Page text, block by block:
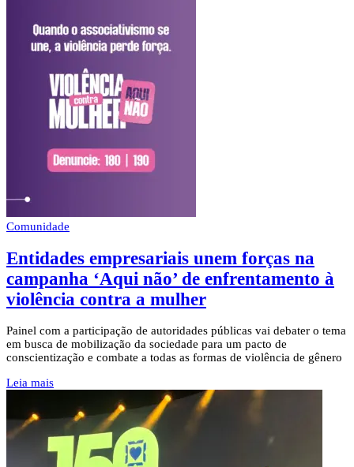
Comunidade
Entidades empresariais unem forças na
campanha ‘Aqui não’ de enfrentamento à
violência contra a mulher
Painel com a participação de autoridades públicas vai debater o tema
em busca de mobilização da sociedade para um pacto de
conscientização e combate a todas as formas de violência de gênero
Leia mais